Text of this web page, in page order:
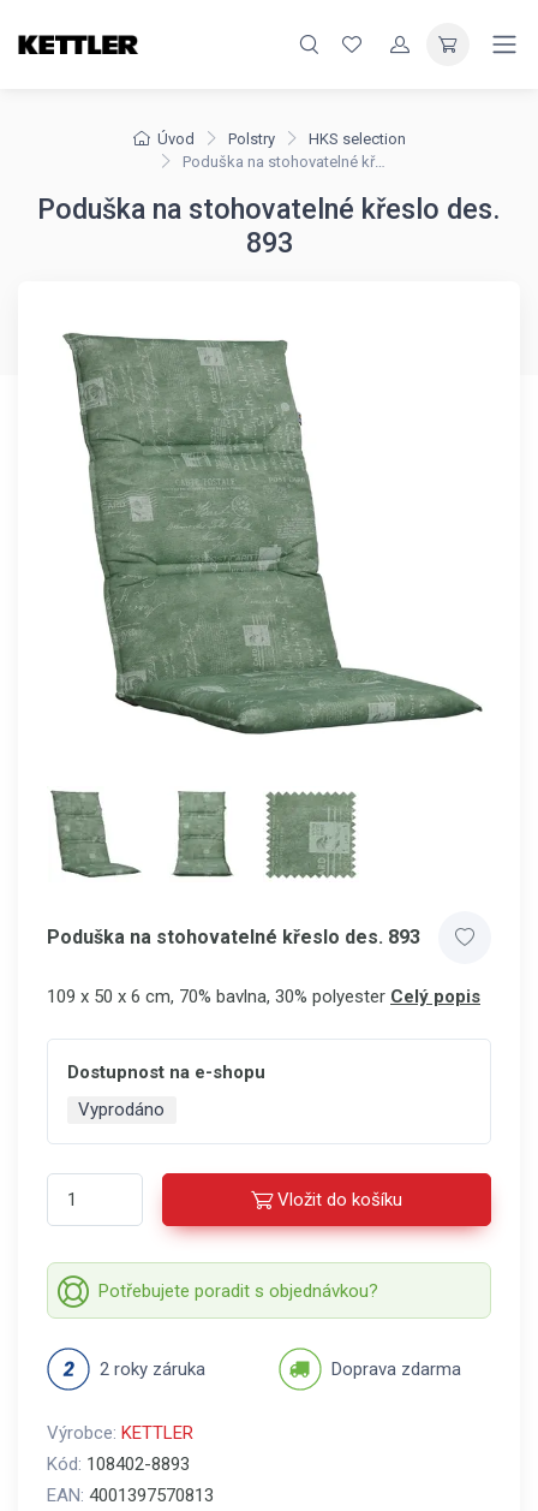
Úvod Polstry
HKS selection
Poduška na stohovatelné křeslo des. 893
Poduška na stohovatelné křeslo des.
893
Poduška na stohovatelné křeslo des. 893
109 x 50 x 6 cm, 70% bavlna, 30% polyester Celý popis
Dostupnost na e-shopu
Vyprodáno
Vložit do košíku
Potřebujete poradit s objednávkou?
2 roky záruka Doprava zdarma
Výrobce: KETTLER
Kód: 108402-8893
EAN: 4001397570813